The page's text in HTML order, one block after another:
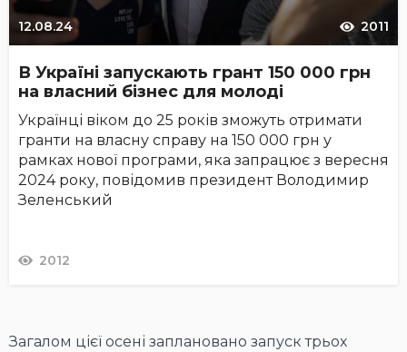
12.08.24 2011
В Україні запускають грант 150 000 грн
на власний бізнес для молоді
Українці віком до 25 років зможуть отримати
гранти на власну справу на 150 000 грн у
рамках нової програми, яка запрацює з вересня
2024 року, повідомив президент Володимир
Зеленський
2012
Загалом цієї осені заплановано запуск трьох